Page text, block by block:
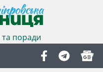
та поради